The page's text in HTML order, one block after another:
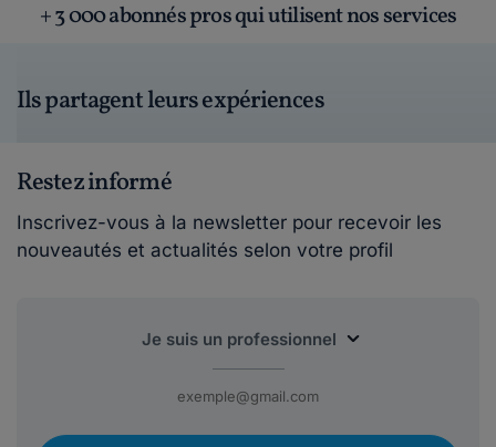
+ 3 000 abonnés pros qui utilisent nos services
Ils partagent leurs expériences
Restez informé
Inscrivez-vous à la newsletter pour recevoir les
nouveautés et actualités selon votre profil